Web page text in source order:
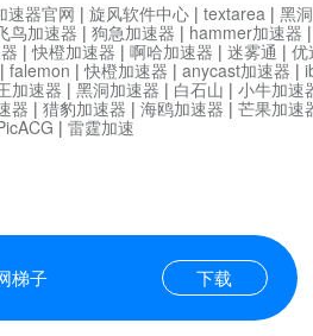
梯子 下载
速器官网 | 旋风软件中心 | textarea | 黑
鸟加速器 | 狗急加速器 | hammer加速器
|快橙加速器 | 啊哈加速器 | 迷雾通 | 优
| falemon |快橙加速器 | anycast加速器 |
加速器 | 黑洞加速器 | 白石山 | 小牛加速
器 | 猎豹加速器 | 海鸥加速器 | 芒果加速
| 雷霆加速